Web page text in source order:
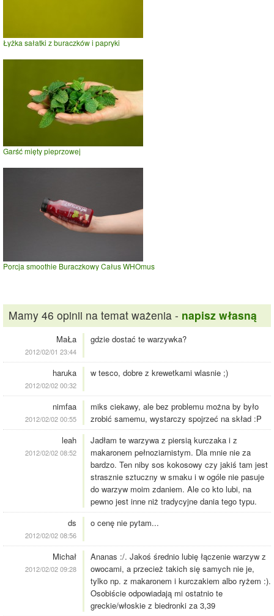
Łyżka sałatki z buraczków i papryki
Garść mięty pieprzowej
Porcja smoothie Buraczkowy Całus WHOmus
Mamy 46 opinii na temat ważenia - napisz własną
MaŁa
2012/02/01 23:44
gdzie dostać te warzywka?
haruka
2012/02/02 00:32
w tesco, dobre z krewetkami wlasnie ;)
nimfaa
2012/02/02 00:55
miks ciekawy, ale bez problemu można by było
zrobić samemu, wystarczy spojrzeć na skład :P
leah
2012/02/02 08:52
Jadłam te warzywa z piersią kurczaka i z
makaronem pełnoziarnistym. Dla mnie nie za
bardzo. Ten niby sos kokosowy czy jakiś tam jest
strasznie sztuczny w smaku i w ogóle nie pasuje
do warzyw moim zdaniem. Ale co kto lubi, na
pewno jest inne niż tradycyjne dania tego typu.
ds
2012/02/02 08:56
o cenę nie pytam...
Michał
2012/02/02 09:28
Ananas :/. Jakoś średnio lubię łączenie warzyw z
owocami, a przecież takich się samych nie je,
tylko np. z makaronem i kurczakiem albo ryżem :).
Osobiście odpowiadają mi ostatnio te
greckie/włoskie z biedronki za 3,39